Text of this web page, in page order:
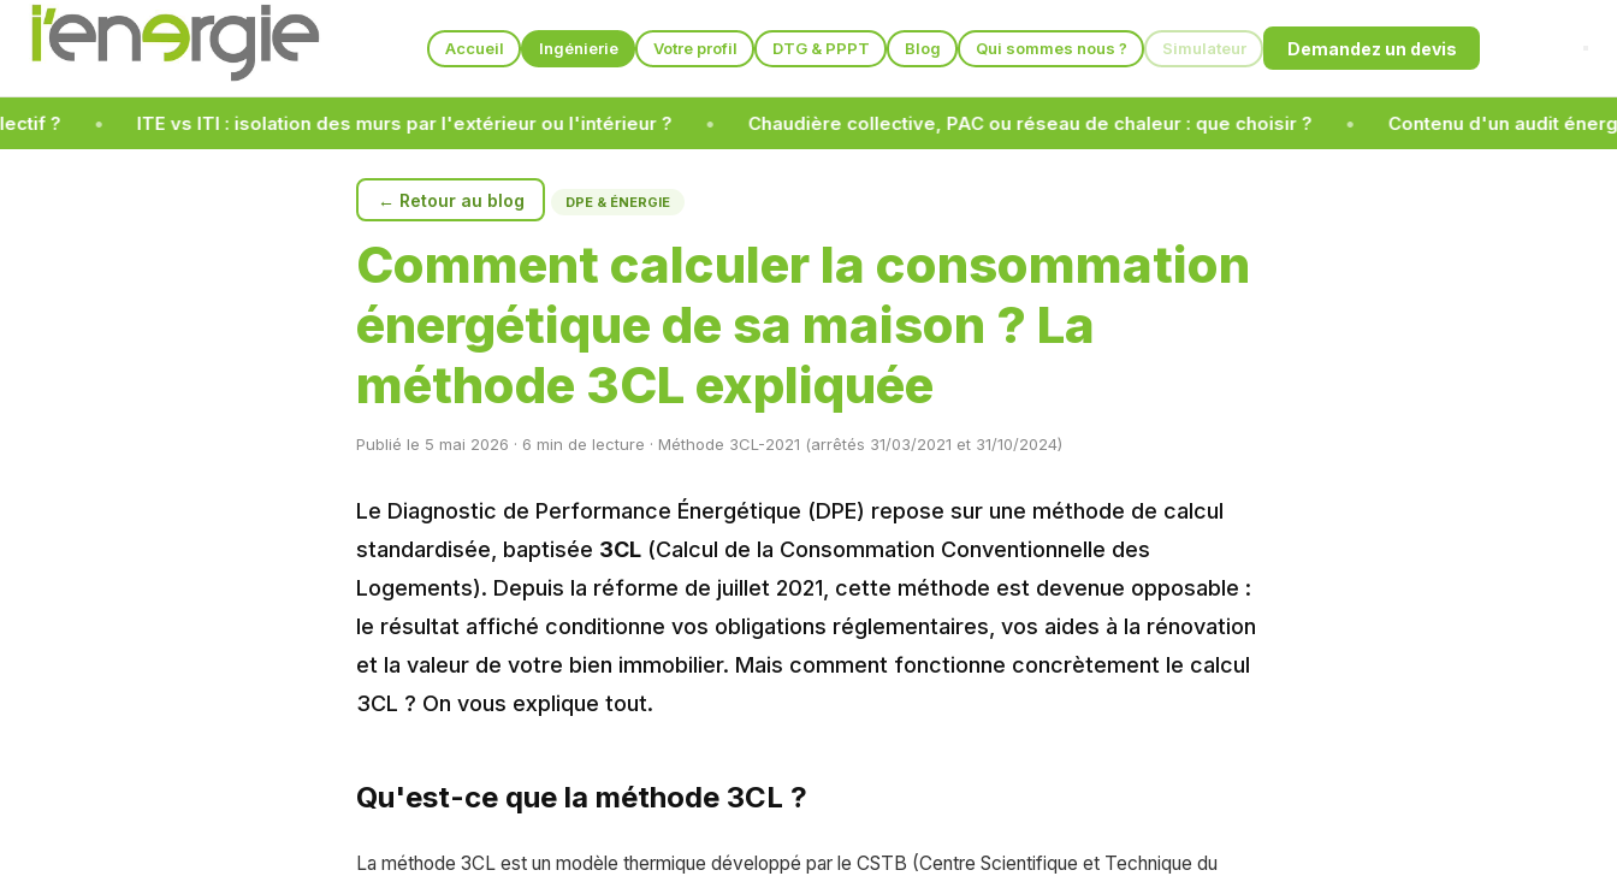
Accueil Ingénierie Votre profil DTG & PPPT Blog Qui sommes nous ? Simulateur Demandez un devis
ITE vs ITI : isolation des murs par l'extérieur ou l'intérieur ? Chaudière collective, PAC ou réseau de chaleur : que choisir ? Contenu d'un audit énergétique
← Retour au blog DPE & ÉNERGIE
Comment calculer la consommation
énergétique de sa maison ? La
méthode 3CL expliquée
Publié le 5 mai 2026 · 6 min de lecture · Méthode 3CL-2021 (arrêtés 31/03/2021 et 31/10/2024)
Le Diagnostic de Performance Énergétique (DPE) repose sur une méthode de calcul
standardisée, baptisée 3CL (Calcul de la Consommation Conventionnelle des
Logements). Depuis la réforme de juillet 2021, cette méthode est devenue opposable :
le résultat affiché conditionne vos obligations réglementaires, vos aides à la rénovation
et la valeur de votre bien immobilier. Mais comment fonctionne concrètement le calcul
3CL ? On vous explique tout.
Qu'est-ce que la méthode 3CL ?
La méthode 3CL est un modèle thermique développé par le CSTB (Centre Scientifique et Technique du